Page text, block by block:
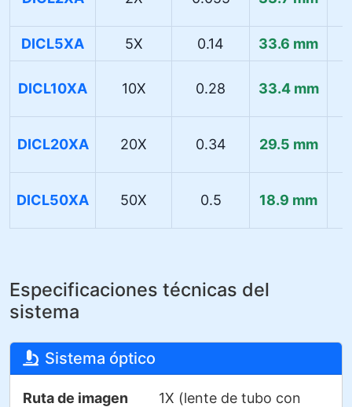
DICL5XA 5X 0.14 33.6 mm
DICL10XA 10X 0.28 33.4 mm
DICL20XA 20X 0.34 29.5 mm
DICL50XA 50X 0.5 18.9 mm
Especificaciones técnicas del
sistema
Sistema óptico
Ruta de imagen
1X (lente de tubo con